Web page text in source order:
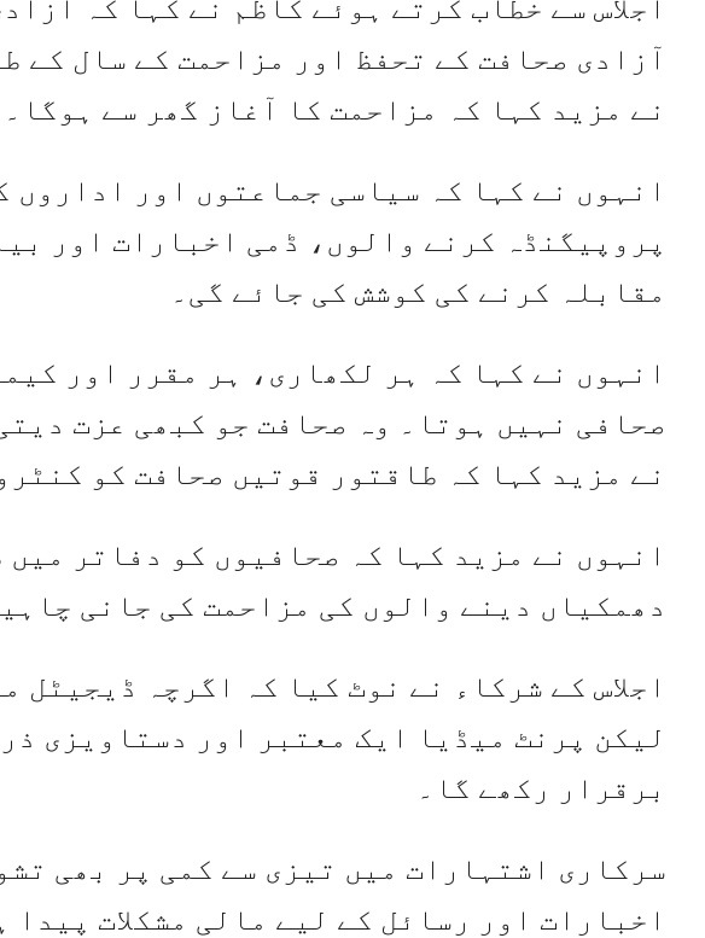
آزادی صحافت کے تحفظ اور مزاحمت کے سال کے
نے مزید کہا کہ مزاحمت کا آغاز گھر سے ہوگا۔
انہوں نے کہا کہ سیاسی جماعتوں اور اداروں
پروپیگنڈہ کرنے والوں، ڈمی اخبارات اور
مقابلہ کرنے کی کوشش کی جائے گی۔
انہوں نے کہا کہ ہر لکھاری، ہر مقرر اور
صحافی نہیں ہوتا۔ وہ صحافت جو کبھی عزت
نے مزید کہا کہ طاقتور قوتیں صحافت کو
انہوں نے مزید کہا کہ صحافیوں کو دفاتر
دھمکیاں دینے والوں کی مزاحمت کی جانی
اجلاس کے شرکاء نے نوٹ کیا کہ اگرچہ ڈیجیٹل
لیکن پرنٹ میڈیا ایک معتبر اور دستاویزی
برقرار رکھے گا۔
سرکاری اشتہارات میں تیزی سے کمی پر بھی
اخبارات اور رسائل کے لیے مالی مشکلات پیدا